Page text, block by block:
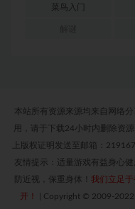
菜鸟入门
本站所有资源来源均来自网络
用，请于下载24小时内删除资
上版权证明发送至邮箱：
友情提示：适量游戏有益身心
防近视，保重身体！ 我们立足
开！
Copyright © 2009-2022